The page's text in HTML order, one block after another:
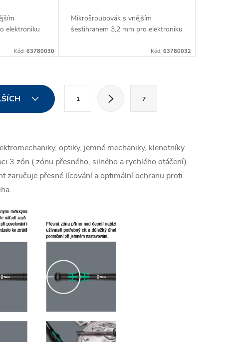
elektroniku
Kód: 63780030
Mikrošroubovák s vnějším
šestihranem 3,2 mm pro elektroniku
Kód: 63780032
n
k
á
n
1 7
optiky, jemné mechaniky, klenotníky
3 zón ( zónu přesného, silného a rychlého otáčení).
zaručuje přesné lícování a optimální ochranu proti